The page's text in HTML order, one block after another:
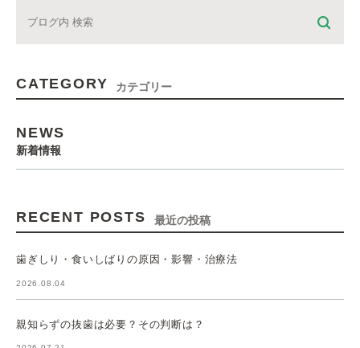
CATEGORY カテゴリー
NEWS
新着情報
RECENT POSTS 最近の投稿
歯ぎしり・食いしばりの原因・影響・治療法
2026.08.04
親知らずの抜歯は必要？その判断は？